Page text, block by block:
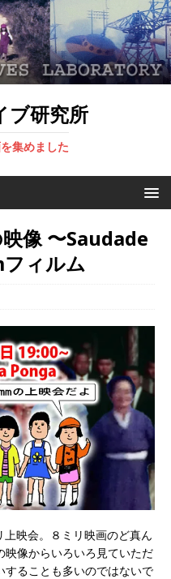
ブ研究所
集めました
映像 〜Saudade
ィルム
映会。８ミリ映画のど真ん
像からいろいろ見ていただ
することも多いのではないで